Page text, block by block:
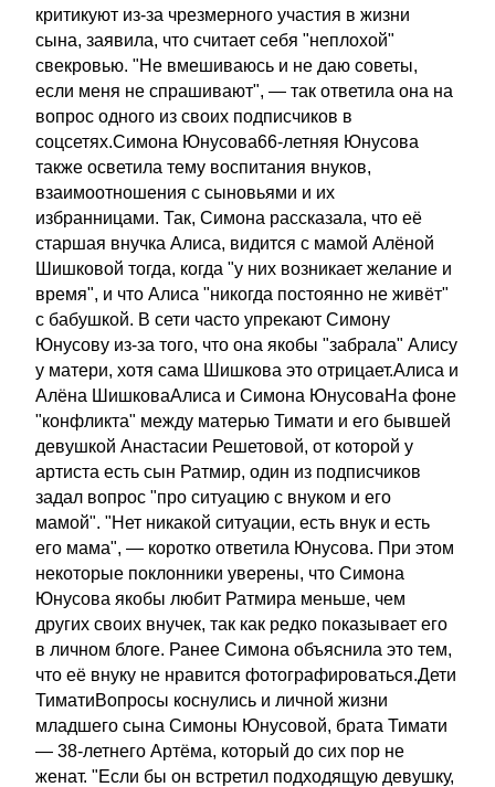
критикуют из-за чрезмерного участия в жизни
сына, заявила, что считает себя "неплохой"
свекровью. "Не вмешиваюсь и не даю советы,
если меня не спрашивают", — так ответила она на
вопрос одного из своих подписчиков в
соцсетях.Симона Юнусова66-летняя Юнусова
также осветила тему воспитания внуков,
взаимоотношения с сыновьями и их
избранницами. Так, Симона рассказала, что её
старшая внучка Алиса, видится с мамой Алёной
Шишковой тогда, когда "у них возникает желание и
время", и что Алиса "никогда постоянно не живёт"
с бабушкой. В сети часто упрекают Симону
Юнусову из-за того, что она якобы "забрала" Алису
у матери, хотя сама Шишкова это отрицает.Алиса и
Алёна ШишковаАлиса и Симона ЮнусоваНа фоне
"конфликта" между матерью Тимати и его бывшей
девушкой Анастасии Решетовой, от которой у
артиста есть сын Ратмир, один из подписчиков
задал вопрос "про ситуацию с внуком и его
мамой". "Нет никакой ситуации, есть внук и есть
его мама", — коротко ответила Юнусова. При этом
некоторые поклонники уверены, что Симона
Юнусова якобы любит Ратмира меньше, чем
других своих внучек, так как редко показывает его
в личном блоге. Ранее Симона объяснила это тем,
что её внуку не нравится фотографироваться.Дети
ТиматиВопросы коснулись и личной жизни
младшего сына Симоны Юнусовой, брата Тимати
— 38-летнего Артёма, который до сих пор не
женат. "Если бы он встретил подходящую девушку,